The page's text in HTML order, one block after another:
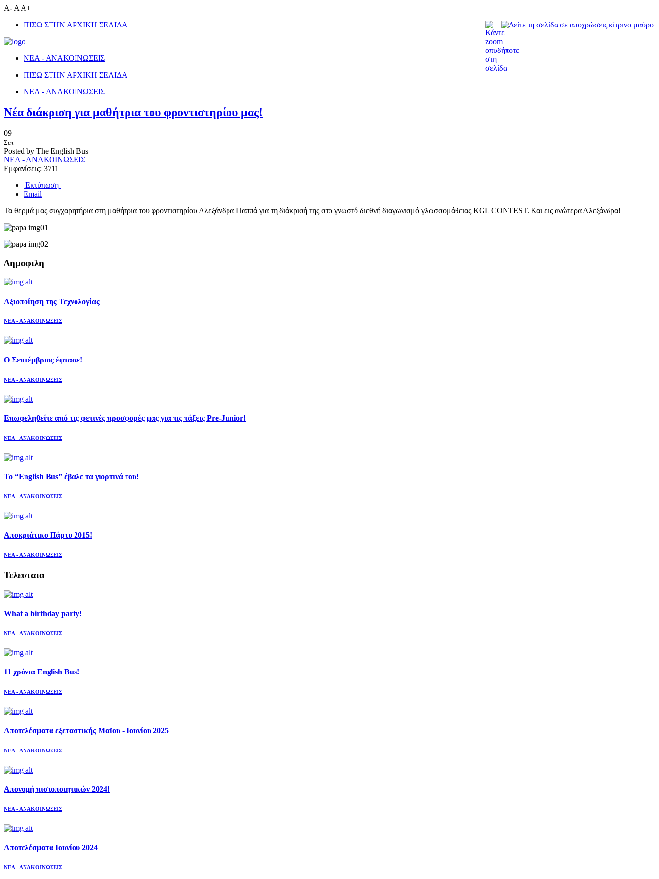
A- A A+
ΠΙΣΩ ΣΤΗΝ ΑΡΧΙΚΗ ΣΕΛΙΔΑ
ΝΕΑ - ΑΝΑΚΟΙΝΩΣΕΙΣ
ΠΙΣΩ ΣΤΗΝ ΑΡΧΙΚΗ ΣΕΛΙΔΑ
ΝΕΑ - ΑΝΑΚΟΙΝΩΣΕΙΣ
Νέα διάκριση για μαθήτρια του φροντιστηρίου μας!
09
Σεπ
Posted by The English Bus
ΝΕΑ - ΑΝΑΚΟΙΝΩΣΕΙΣ
Εμφανίσεις: 3711
Εκτύπωση
Email
Τα θερμά μας συγχαρητήρια στη μαθήτρια του φροντιστηρίου Αλεξάνδρα Παππά για τη διάκρισή της στο γνωστό διεθνή διαγωνισμό γλωσσομάθειας KGL CONTEST. Και εις ανώτερα Αλεξάνδρα!
Δημοφιλη
Aξιοποίηση της Τεχνολογίας
ΝΕΑ - ΑΝΑΚΟΙΝΩΣΕΙΣ
Ο Σεπτέμβριος έφτασε!
ΝΕΑ - ΑΝΑΚΟΙΝΩΣΕΙΣ
Επωφεληθείτε από τις φετινές προσφορές μας για τις τάξεις Pre-Junior!
ΝΕΑ - ΑΝΑΚΟΙΝΩΣΕΙΣ
Το “English Bus” έβαλε τα γιορτινά του!
ΝΕΑ - ΑΝΑΚΟΙΝΩΣΕΙΣ
Αποκριάτικο Πάρτυ 2015!
ΝΕΑ - ΑΝΑΚΟΙΝΩΣΕΙΣ
Τελευταια
What a birthday party!
ΝΕΑ - ΑΝΑΚΟΙΝΩΣΕΙΣ
11 χρόνια English Bus!
ΝΕΑ - ΑΝΑΚΟΙΝΩΣΕΙΣ
Αποτελέσματα εξεταστικής Μαϊου - Ιουνίου 2025
ΝΕΑ - ΑΝΑΚΟΙΝΩΣΕΙΣ
Απονομή πιστοποιητικών 2024!
ΝΕΑ - ΑΝΑΚΟΙΝΩΣΕΙΣ
Αποτελέσματα Ιουνίου 2024
ΝΕΑ - ΑΝΑΚΟΙΝΩΣΕΙΣ